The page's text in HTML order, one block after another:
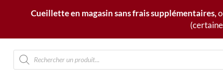
Cueillette en magasin sans frais supplémentaires,
Recherche
de
produits